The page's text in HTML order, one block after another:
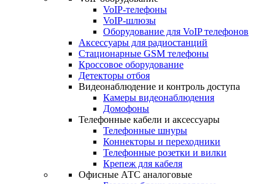
VoIP-телефоны
VoIP-шлюзы
Оборудование для VoIP телефонов
Аксессуары для радиостанций
Стационарные GSM телефоны
Кроссовое оборудование
Детекторы отбоя
Видеонаблюдение и контроль доступа
Камеры видеонаблюдения
Домофоны
Телефонные кабели и аксессуары
Телефонные шнуры
Коннекторы и переходники
Телефонные розетки и вилки
Крепеж для кабеля
Офисные АТС аналоговые